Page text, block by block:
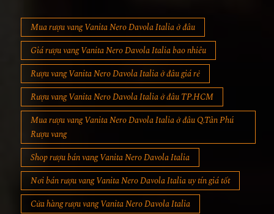
Mua rượu vang Vanita Nero Davola Italia ở đâu
Giá rượu vang Vanita Nero Davola Italia bao nhiêu
Rượu vang Vanita Nero Davola Italia ở đâu giá rẻ
Rượu vang Vanita Nero Davola Italia ở đâu TP.HCM
Mua rượu vang Vanita Nero Davola Italia ở đâu Q.Tân Phú
Rượu vang
Shop rượu bán vang Vanita Nero Davola Italia
Nơi bán rượu vang Vanita Nero Davola Italia uy tín giá tốt
Cửa hàng rượu vang Vanita Nero Davola Italia